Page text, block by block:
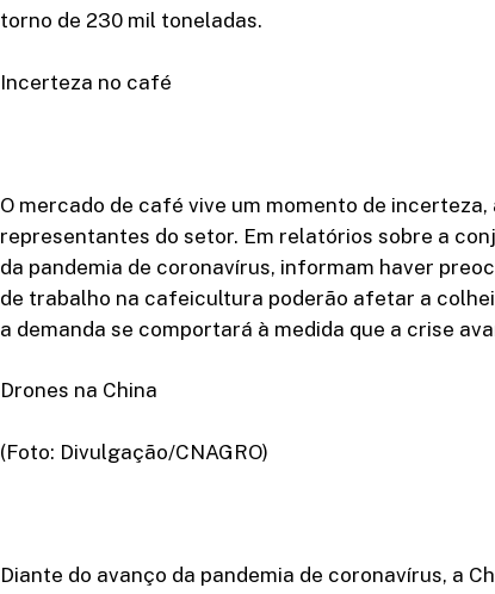
torno de 230 mil toneladas.
Incerteza no café
O mercado de café vive um momento de
representantes do setor. Em relatórios sobre a
da pandemia de coronavírus, informam haver
de trabalho na cafeicultura poderão afetar a
a demanda se comportará à medida que a crise
Drones na China
(Foto: Divulgação/CNAGRO)
Diante do avanço da pandemia de coronavírus, a